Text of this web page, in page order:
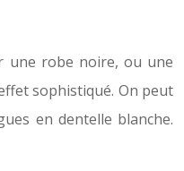
une robe noire, ou une
sophistiqué. On peut
en dentelle blanche.